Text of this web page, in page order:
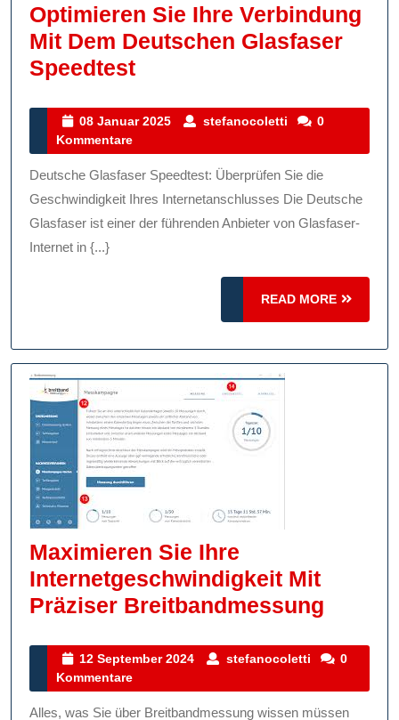
Optimieren Sie Ihre Verbindung
Mit Dem Deutschen Glasfaser
SpeedtestOptimieren
Ihre
Mit
Dem
Deutschen
Speedtest
08 Januar 2025
08
2025
stefanocoletti stefanocoletti
0
Kommentare
Deutsche Glasfaser Speedtest: Überprüfen Sie die
Geschwindigkeit Ihres Internetanschlusses Die Deutsche
Glasfaser ist einer der führenden Anbieter von Glasfaser-
Internet in {...}
READ MORE
READ
MORE
Maximieren Sie Ihre
Internetgeschwindigkeit Mit
Präziser Breitbandmessung
Ihre
Mit
12 September 2024
12
2024
stefanocoletti stefanocoletti
0
Kommentare
Alles, was Sie über Breitbandmessung wissen müssen